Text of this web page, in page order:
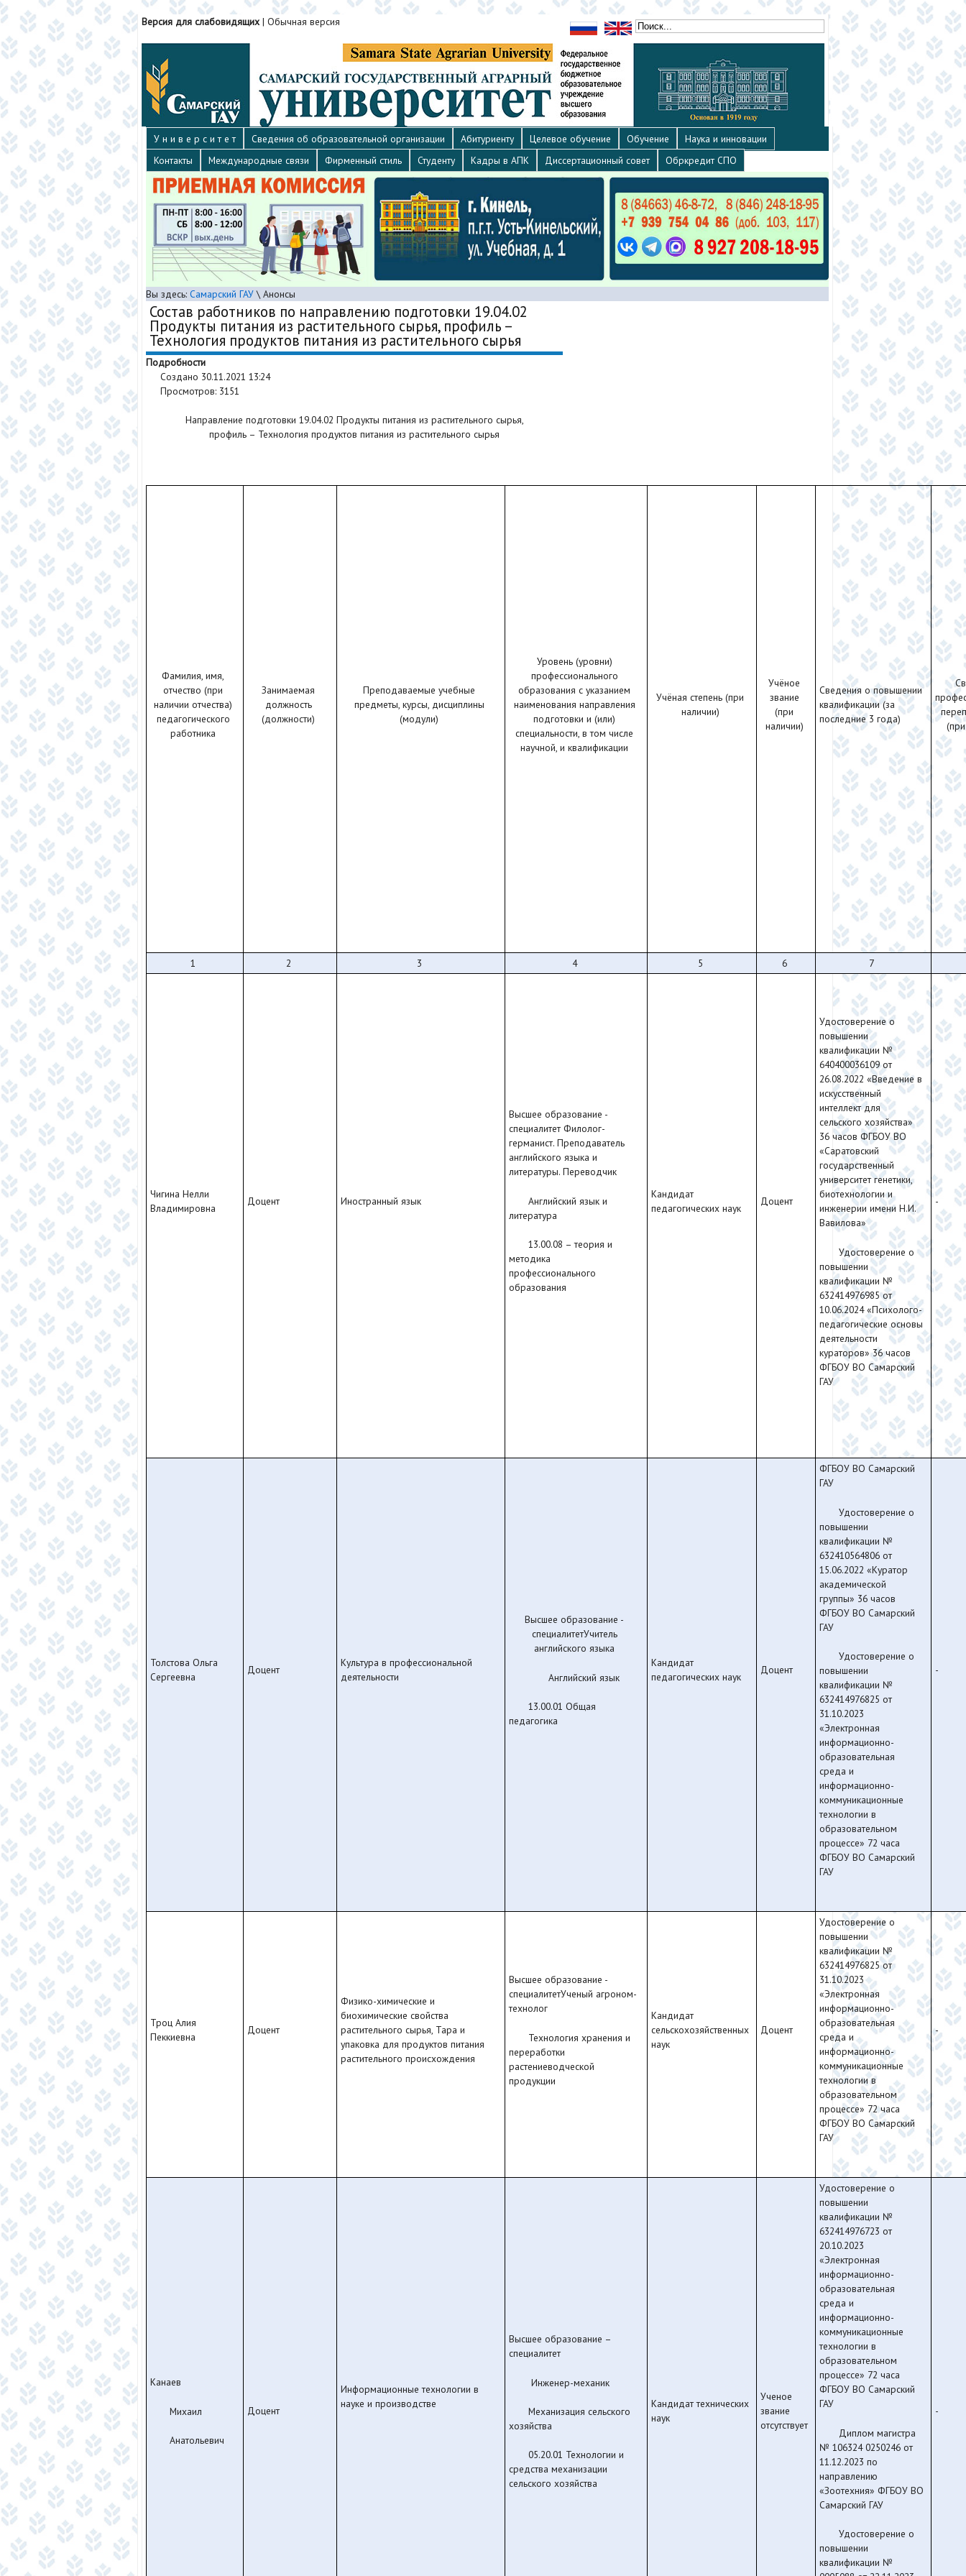
Версия для слабовидящих| Обычная версия
У н и в е р с и т е т Сведения об образовательной организации Абитуриенту Целевое обучение Обучение
Наука и инновации
Контакты
Международные связи Фирменный стиль Студенту Кадры в АПК Диссертационный совет Обркредит СПО
Вы здесь: Самарский ГАУ\ Анонсы
Состав работников по направлению подготовки 19.04.02
Продукты питания из растительного сырья, профиль –
Технология продуктов питания из растительного сырья
Подробности
Создано 30.11.2021 13:24
Просмотров: 3151
Направление подготовки 19.04.02 Продукты питания из растительного сырья,
профиль – Технология продуктов питания из растительного сырья
Фамилия, имя,
отчество (при
наличии отчества)
педагогического
работника
Занимаемая
должность
(должности)
Преподаваемые учебные
предметы, курсы, дисциплины
(модули)
Уровень (уровни)
профессионального
образования с указанием
наименования направления
подготовки и (или)
специальности, в том числе
научной, и квалификации
Учёная степень (при
наличии)
Учёное
звание
(при
наличии)
Сведения о повышении
квалификации (за
последние 3 года)
1 2 3 4 5 6 7
Чигина Нелли
Владимировна
Доцент Иностранный язык
Высшее образование -
специалитет Филолог-
германист. Преподаватель
английского языка и
литературы. Переводчик
Английский язык и
литература
13.00.08 – теория и
методика
профессионального
образования
Кандидат
педагогических наук
Доцент
Удостоверение о
повышении
квалификации №
640400036109 от
26.08.2022 «Введение в
искусственный
интеллект для
сельского хозяйства»
36 часов ФГБОУ ВО
«Саратовский
государственный
университет генетики,
биотехнологии и
инженерии имени Н.И.
Вавилова»
Удостоверение о
повышении
квалификации №
632414976985 от
10.06.2024 «Психолого-
педагогические основы
деятельности
кураторов» 36 часов
ФГБОУ ВО Самарский
ГАУ
-
Толстова Ольга
Сергеевна
Доцент
Культура в профессиональной
деятельности
Высшее образование -
специалитетУчитель
английского языка
Английский язык
13.00.01 Общая
педагогика
Кандидат
педагогических наук
Доцент
ФГБОУ ВО Самарский
ГАУ
Удостоверение о
повышении
квалификации №
632410564806 от
15.06.2022 «Куратор
академической
группы» 36 часов
ФГБОУ ВО Самарский
ГАУ
Удостоверение о
повышении
квалификации №
632414976825 от
31.10.2023
«Электронная
информационно-
образовательная
среда и
информационно-
коммуникационные
технологии в
образовательном
процессе» 72 часа
ФГБОУ ВО Самарский
ГАУ
-
Троц Алия
Пеккиевна
Доцент
Физико-химические и
биохимические свойства
растительного сырья, Тара и
упаковка для продуктов питания
растительного происхождения
Высшее образование -
специалитетУченый агроном-
технолог
Технология хранения и
переработки
растениеводческой
продукции
Кандидат
сельскохозяйственных
наук
Доцент
Удостоверение о
повышении
квалификации №
632414976825 от
31.10.2023
«Электронная
информационно-
образовательная
среда и
информационно-
коммуникационные
технологии в
образовательном
процессе» 72 часа
ФГБОУ ВО Самарский
ГАУ
-
Канаев
Михаил
Анатольевич
Доцент
Информационные технологии в
науке и производстве
Высшее образование –
специалитет
Инженер-механик
Механизация сельского
хозяйства
05.20.01 Технологии и
средства механизации
сельского хозяйства
Кандидат технических
наук
Ученое
звание
отсутствует
Удостоверение о
повышении
квалификации №
632414976723 от
20.10.2023
«Электронная
информационно-
образовательная
среда и
информационно-
коммуникационные
технологии в
образовательном
процессе» 72 часа
ФГБОУ ВО Самарский
ГАУ
Диплом магистра
№ 106324 0250246 от
11.12.2023 по
направлению
«Зоотехния» ФГБОУ ВО
Самарский ГАУ
Удостоверение о
повышении
квалификации №
-